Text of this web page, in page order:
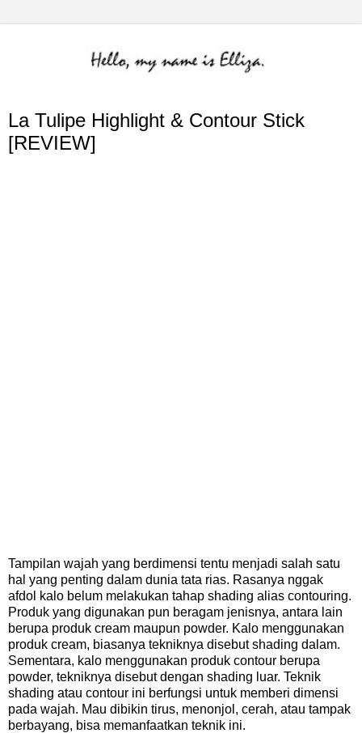
La Tulipe Highlight & Contour Stick
[REVIEW]
Tampilan wajah yang berdimensi tentu menjadi salah satu
hal yang penting dalam dunia tata rias. Rasanya nggak
afdol kalo belum melakukan tahap shading alias contouring.
Produk yang digunakan pun beragam jenisnya, antara lain
berupa produk cream maupun powder. Kalo menggunakan
produk cream, biasanya tekniknya disebut shading dalam.
Sementara, kalo menggunakan produk contour berupa
powder, tekniknya disebut dengan shading luar. Teknik
shading atau contour ini berfungsi untuk memberi dimensi
pada wajah. Mau dibikin tirus, menonjol, cerah, atau tampak
berbayang, bisa memanfaatkan teknik ini.